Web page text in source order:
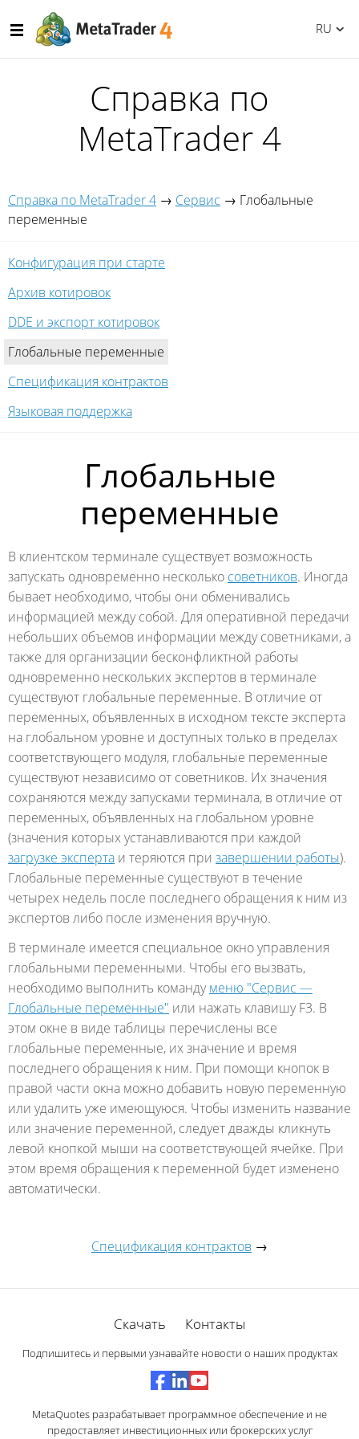
RU
Справка по
MetaTrader 4
Справка по MetaTrader 4 → Сервис → Глобальные
переменные
Конфигурация при старте
Архив котировок
DDE и экспорт котировок
Глобальные переменные
Спецификация контрактов
Языковая поддержка
Глобальные
переменные
В клиентском терминале существует возможность
запускать одновременно несколько советников. Иногда
бывает необходимо, чтобы они обменивались
информацией между собой. Для оперативной передачи
небольших объемов информации между советниками, а
также для организации бесконфликтной работы
одновременно нескольких экспертов в терминале
существуют глобальные переменные. В отличие от
переменных, объявленных в исходном тексте эксперта
на глобальном уровне и доступных только в пределах
соответствующего модуля, глобальные переменные
существуют независимо от советников. Их значения
сохраняются между запусками терминала, в отличие от
переменных, объявленных на глобальном уровне
(значения которых устанавливаются при каждой
загрузке эксперта и теряются при завершении работы).
Глобальные переменные существуют в течение
четырех недель после последнего обращения к ним из
экспертов либо после изменения вручную.
В терминале имеется специальное окно управления
глобальными переменными. Чтобы его вызвать,
необходимо выполнить командуменю "Сервис —
Глобальные переменные" или нажать клавишу F3. В
этом окне в виде таблицы перечислены все
глобальные переменные, их значение и время
последнего обращения к ним. При помощи кнопок в
правой части окна можно добавить новую переменную
или удалить уже имеющуюся. Чтобы изменить название
или значение переменной, следует дважды кликнуть
левой кнопкой мыши на соответствующей ячейке. При
этом время обращения к переменной будет изменено
автоматически.
Спецификация контрактов →
Скачать Контакты
Подпишитесь и первыми узнавайте новости о наших продуктах
MetaQuotes разрабатывает программное обеспечение и не
предоставляет инвестиционных или брокерских услуг